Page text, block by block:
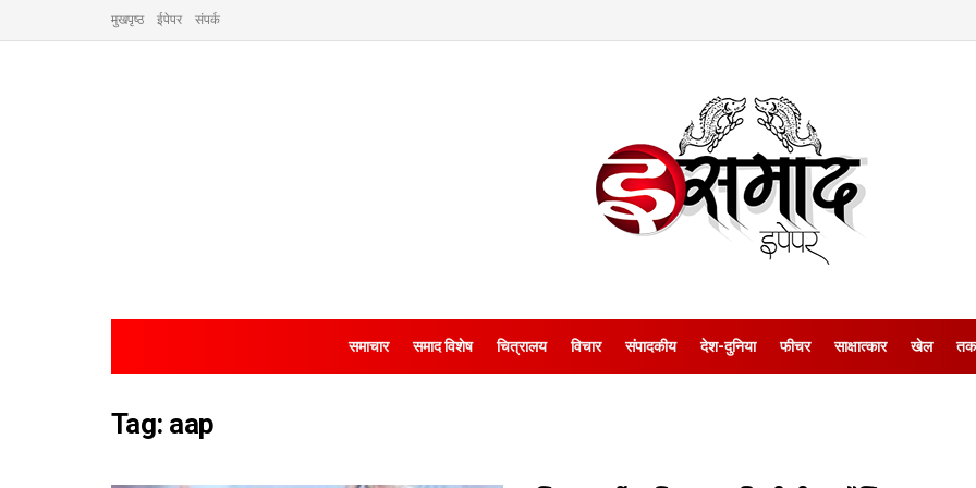
मुखपृष्ठ ईपेपर संपर्क
समाचार समाद विशेष चित्रालय विचार संपादकीय देश-दुनिया फीचर साक्षात्‍कार खेल
Tag: aap